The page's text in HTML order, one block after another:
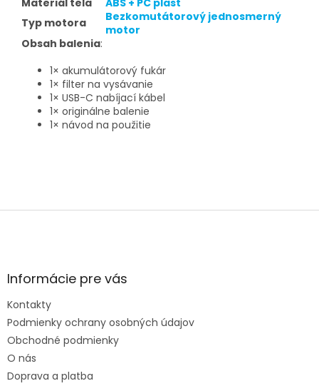
Materiál tela
ABS + PC plast
Typ motora
Bezkomutátorový jednosmerný
motor
Obsah balenia:
1× akumulátorový fukár
1× filter na vysávanie
1× USB-C nabíjací kábel
1× originálne balenie
1× návod na použitie
e
Informácie pre vás
Kontakty
Podmienky ochrany osobných údajov
Obchodné podmienky
O nás
Doprava a platba